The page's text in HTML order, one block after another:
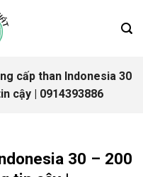
cấp than Indonesia 30
cậy | 0914393886
30 – 200